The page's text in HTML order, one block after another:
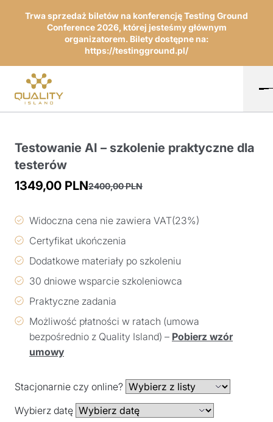
Trwa sprzedaż biletów na konferencję Testing Ground
Conference 2026, której jesteśmy głównym
organizatorem. Bilety dostępne na:
https://testingground.pl/
Testowanie AI – szkolenie praktyczne dla
testerów
2400,00PLN
cena
2400,00 PLN.
1349,00 PLN
cena
1349,00 PLN.
Widoczna cena nie zawiera VAT(23%)
Certyfikat ukończenia
Dodatkowe materiały po szkoleniu
30 dniowe wsparcie szkoleniowca
Praktyczne zadania
Możliwość płatności w ratach (umowa
bezpośrednio z Quality Island) – Pobierz wzór
umowy
Stacjonarnie czy online?
Wybierz datę